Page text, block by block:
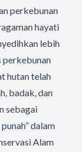
perkebunan
hayati
lebih
perkebunan
hutan telah
badak, dan
sebagai
dalam
Alam